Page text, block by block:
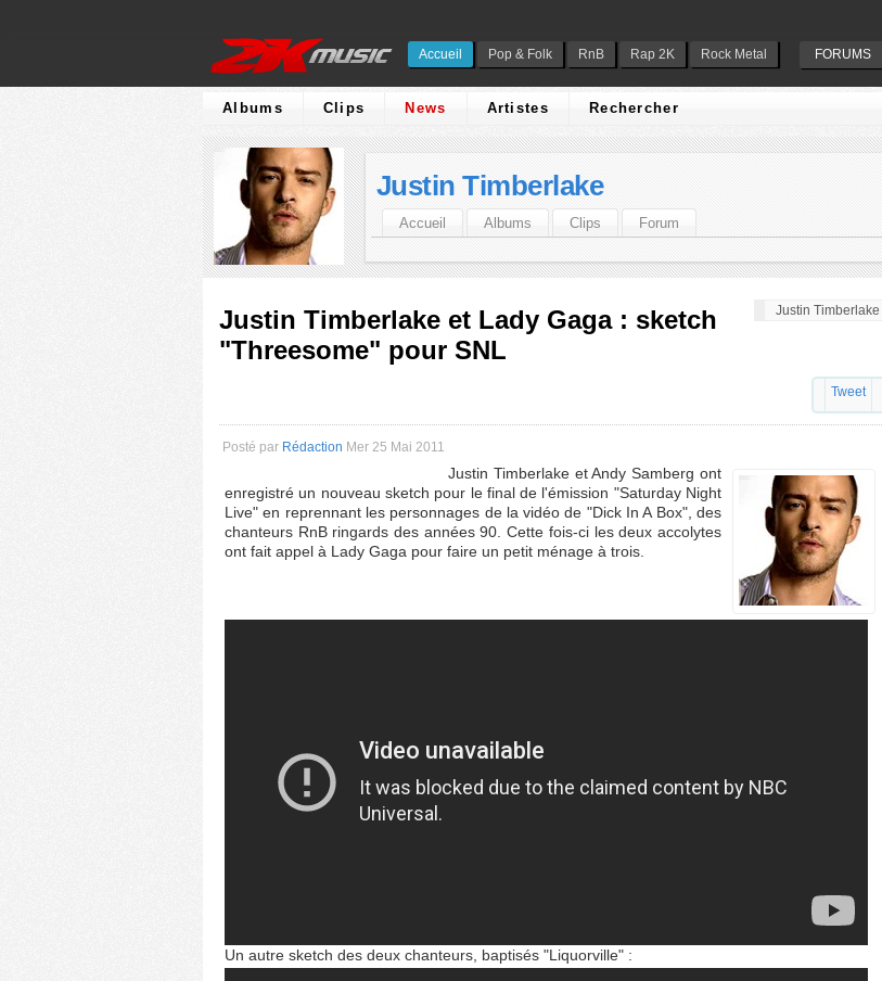
Accueil Pop & Folk RnB Rap 2K Rock Metal FORUMS
Albums Clips News Artistes Rechercher
Justin Timberlake
Accueil Albums Clips Forum
Justin Timberlake
Justin Timberlake et Lady Gaga : sketch
"Threesome" pour SNL
Tweet
Posté par Rédaction Mer 25 Mai 2011
Justin Timberlake et Andy Samberg ont
enregistré un nouveau sketch pour le final de l'émission "Saturday Night
Live" en reprennant les personnages de la vidéo de "Dick In A Box", des
chanteurs RnB ringards des années 90. Cette fois-ci les deux accolytes
ont fait appel à Lady Gaga pour faire un petit ménage à trois.
Un autre sketch des deux chanteurs, baptisés "Liquorville" :